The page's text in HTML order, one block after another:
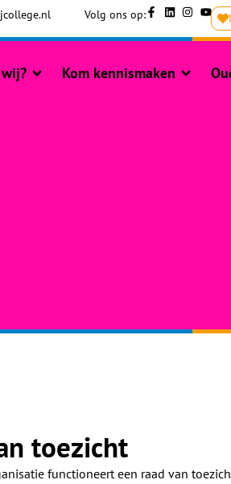
Volg ons op:
Kom kennismaken
toezicht
functioneert een raad van